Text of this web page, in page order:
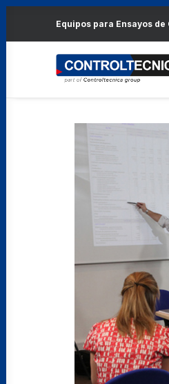
Equipos para Ensayos